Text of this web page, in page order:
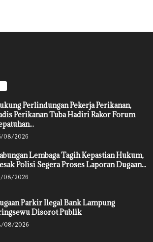
Perlindungan Pekerja Perikanan,
Perikanan Tuba Hadiri Rakor Forum
08/2026
Lembaga Tagih Kepastian Hukum,
Polisi Segera Proses Laporan Dugaan...
08/2026
Parkir Ilegal Bank Lampung
Disorot Publik
08/2026